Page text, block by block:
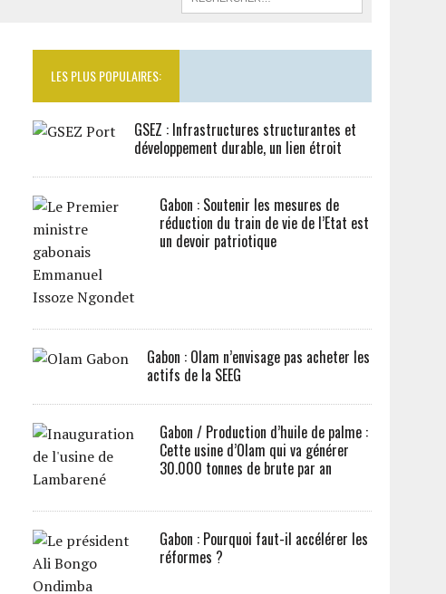
LES PLUS POPULAIRES:
GSEZ : Infrastructures structurantes et
développement durable, un lien étroit
Gabon : Soutenir les mesures de
réduction du train de vie de l’Etat est
un devoir patriotique
Gabon : Olam n’envisage pas acheter les
actifs de la SEEG
Gabon / Production d’huile de palme :
Cette usine d’Olam qui va générer
30.000 tonnes de brute par an
Gabon : Pourquoi faut-il accélérer les
réformes ?